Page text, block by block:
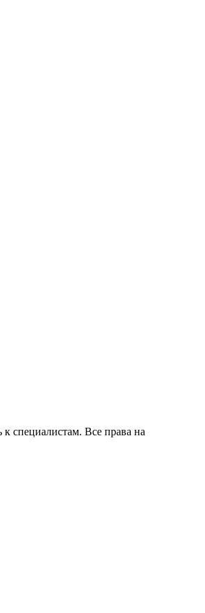
специалистам. Все права на